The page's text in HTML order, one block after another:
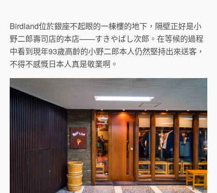
Birdland位於銀座不起眼的一棟樓的地下，隔壁正好是小
野二郎壽司店的本店——すきやばし次郎。在等候的過程
中看到現年93歲高齡的小野二郎本人仍然堅持出來送客，
不得不感慨日本人真是敬業啊。